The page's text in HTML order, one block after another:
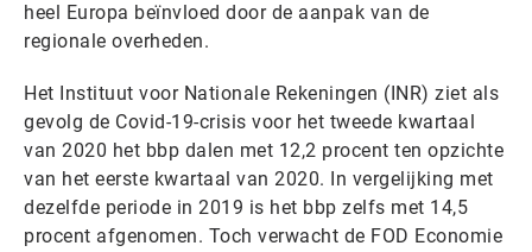
heel Europa beïnvloed door de aanpak van de
regionale overheden.
Het Instituut voor Nationale Rekeningen (INR) ziet als
gevolg de Covid-19-crisis voor het tweede kwartaal
van 2020 het bbp dalen met 12,2 procent ten opzichte
van het eerste kwartaal van 2020. In vergelijking met
dezelfde periode in 2019 is het bbp zelfs met 14,5
procent afgenomen. Toch verwacht de FOD Economie